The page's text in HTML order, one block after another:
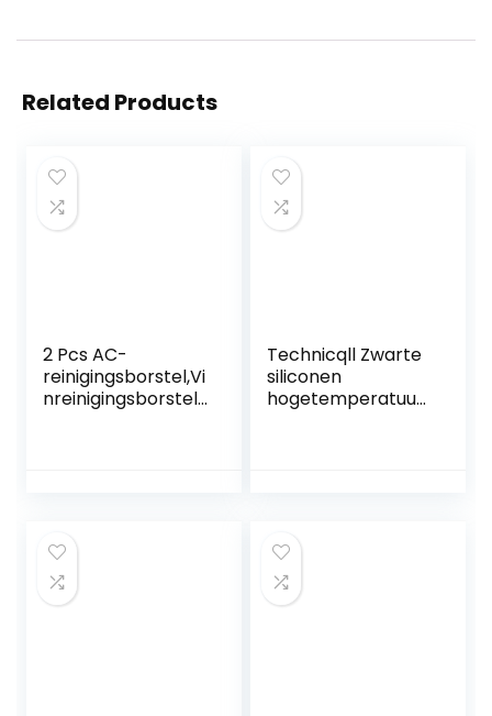
Related Products
2 Pcs AC-
reinigingsborstel,Vi
nreinigingsborstel |
Reinigingsborstel
Leling
Technicqll Zwarte
siliconen
hogetemperatuur